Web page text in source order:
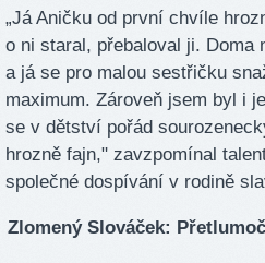
„Já Aničku od první chvíle
o ni staral, přebaloval ji.
a já se pro malou sestřičku
maximum. Zároveň jsem byl i
se v dětství pořád
hrozně fajn," zavzpomínal
společné dospívání v rodině
Zlomený Slováček: